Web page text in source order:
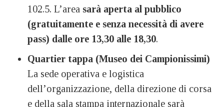
102.5. L’area sarà aperta al pubblico
(gratuitamente e senza necessità di avere
pass) dalle ore 13,30 alle 18,30.
Quartier tappa (Museo dei Campionissimi)
La sede operativa e logistica
dell’organizzazione, della direzione di corsa
e della sala stampa internazionale sarà